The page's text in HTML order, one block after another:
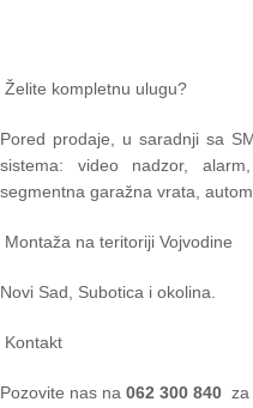
Želite kompletnu ulugu?
Pored prodaje, u saradnji sa
sistema: video nadzor,
segmentna garažna vrata,
Montaža na teritoriji Vojvodine
Novi Sad, Subotica i okolina.
Kontakt
Pozovite nas na 062 300 840 za